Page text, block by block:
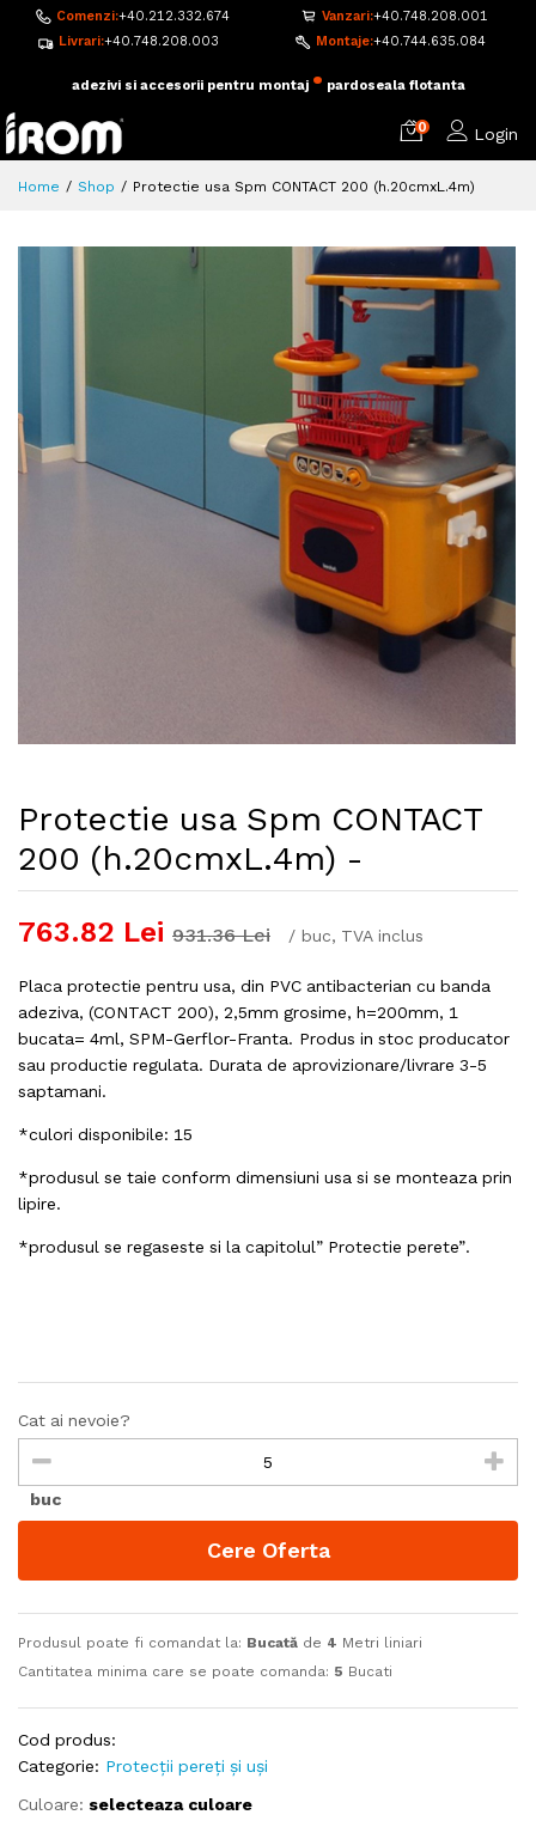
Comenzi:+40.212.332.674 Vanzari:+40.748.208.001
Livrari:+40.748.208.003 Montaje:+40.744.635.084
adezivi si accesorii pentru montaj • pardoseala flotanta
0 Login
Home Shop Protectie usa Spm CONTACT 200 (h.20cmxL.4m)
Protectie usa Spm CONTACT
200 (h.20cmxL.4m) -
763.82 Lei 931.36 Lei / buc, TVA inclus
Placa protectie pentru usa, din PVC antibacterian cu banda
adeziva, (CONTACT 200), 2,5mm grosime, h=200mm, 1
bucata= 4ml, SPM-Gerflor-Franta. Produs in stoc producator
sau productie regulata. Durata de aprovizionare/livrare 3-5
saptamani.
*culori disponibile: 15
*produsul se taie conform dimensiuni usa si se monteaza prin
lipire.
*produsul se regaseste si la capitolul” Protectie perete”.
Cat ai nevoie?
buc
Cere Oferta
Produsul poate fi comandat la: Bucată de 4 Metri liniari
Cantitatea minima care se poate comanda: 5 Bucati
Cod produs:
Categorie: Protecții pereți și uși
Culoare: selecteaza culoare